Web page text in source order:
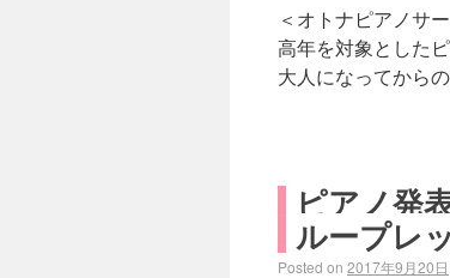
＜オトナピアノサ
高年を対象とした
大人になってから
ピアノ発
ループレ
Posted on 2017年9月20日